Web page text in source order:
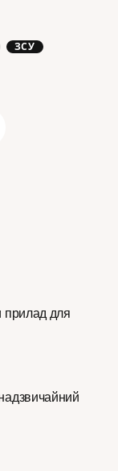
прилад для
ЗСУ